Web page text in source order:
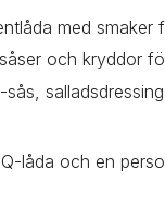
med smaker
och kryddor
låda och en